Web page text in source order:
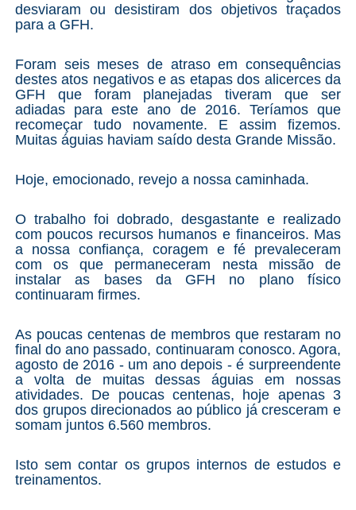
desviaram ou desistiram dos objetivos traçados
para a GFH.
Foram seis meses de atraso em consequências
destes atos negativos e as etapas dos alicerces da
GFH que foram planejadas tiveram que ser
adiadas para este ano de 2016. Teríamos que
recomeçar tudo novamente. E assim fizemos.
Muitas águias haviam saído desta Grande Missão.
Hoje, emocionado, revejo a nossa caminhada.
O trabalho foi dobrado, desgastante e realizado
com poucos recursos humanos e financeiros. Mas
a nossa confiança, coragem e fé prevaleceram
com os que permaneceram nesta missão de
instalar as bases da GFH no plano físico
continuaram firmes.
As poucas centenas de membros que restaram no
final do ano passado, continuaram conosco. Agora,
agosto de 2016 - um ano depois - é surpreendente
a volta de muitas dessas águias em nossas
atividades. De poucas centenas, hoje apenas 3
dos grupos direcionados ao público já cresceram e
somam juntos 6.560 membros.
Isto sem contar os grupos internos de estudos e
treinamentos.